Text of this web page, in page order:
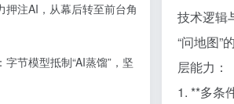
技术逻辑
“问地图”
层能力：
1. **多条
押注AI，从幕后转至前台角
节模型抵制“AI蒸馏”，坚